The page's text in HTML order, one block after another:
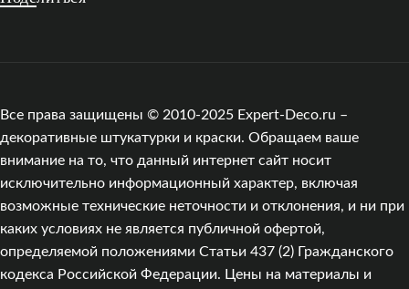
Все права защищены © 2010-2025 Expert-Deco.ru –
декоративные штукатурки и краски. Обращаем ваше
внимание на то, что данный интернет сайт носит
исключительно информационный характер, включая
возможные технические неточности и отклонения, и ни при
каких условиях не является публичной офертой,
определяемой положениями Статьи 437 (2) Гражданского
кодекса Российской Федерации. Цены на материалы и